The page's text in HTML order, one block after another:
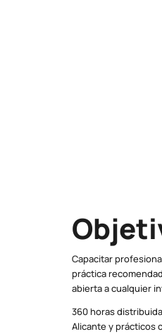
Capacitar
práctica
abierta a cualquier
360 horas
Alicante y prácticos